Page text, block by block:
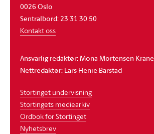
0026 Oslo
Sentralbord: 23 31 30 50
Kontakt oss
Ansvarlig redaktør: Mona Mortensen Krane
Nettredaktør: Lars Henie Barstad
Stortinget undervisning
Stortingets mediearkiv
Ordbok for Stortinget
Nyhetsbrev